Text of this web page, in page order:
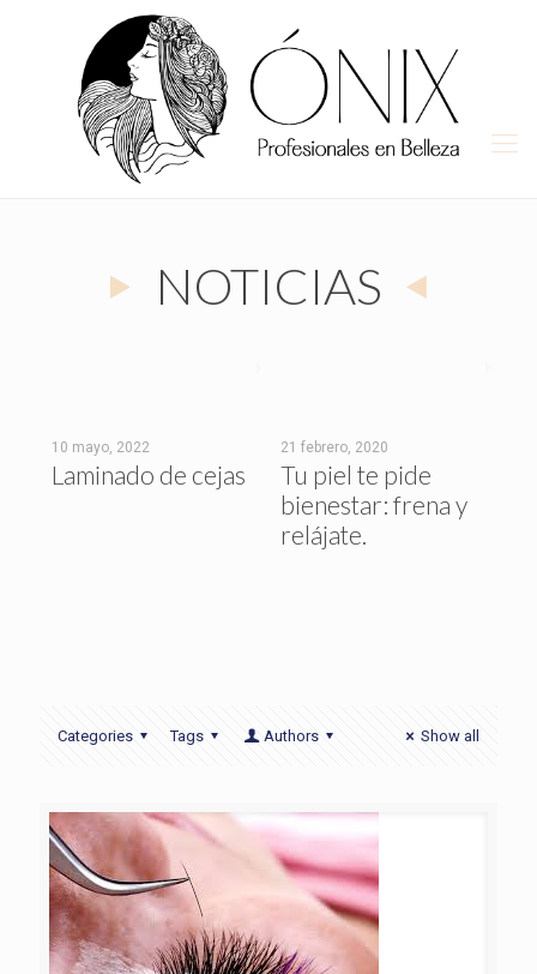
NOTICIAS
10 mayo, 2022
Laminado de cejas
21 febrero, 2020
Tu piel te pide
bienestar: frena y
relájate.
Categories Tags Authors Show all